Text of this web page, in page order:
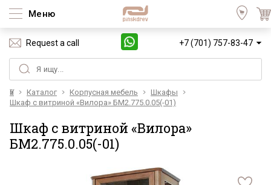
Меню
Request a call +7 (701) 757-83-47
Үй Каталог Корпусная мебель
Шкафы
Шкаф с витриной «Вилора» БМ2.775.0.05(-01)
Шкаф с витриной «Вилора»
БМ2.775.0.05(-01)